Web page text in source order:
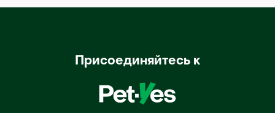
Присоединяйтесь к